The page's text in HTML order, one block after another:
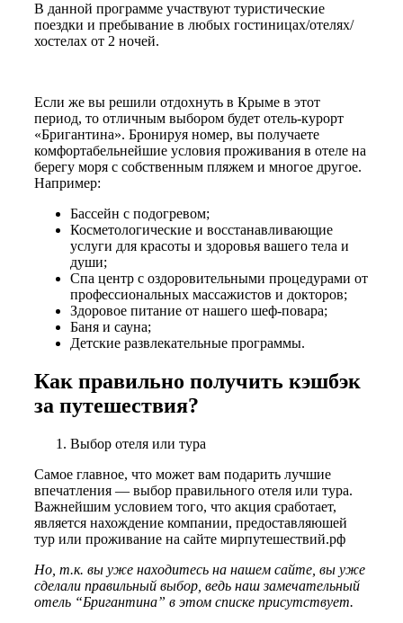
В данной программе участвуют туристические
поездки и пребывание в любых гостиницах/отелях/
хостелах от 2 ночей.
Если же вы решили отдохнуть в Крыме в этот
период, то отличным выбором будет отель-курорт
«Бригантина». Бронируя номер, вы получаете
комфортабельнейшие условия проживания в отеле на
берегу моря с собственным пляжем и многое другое.
Например:
Бассейн с подогревом;
Косметологические и восстанавливающие
услуги для красоты и здоровья вашего тела и
души;
Спа центр с оздоровительными процедурами от
профессиональных массажистов и докторов;
Здоровое питание от нашего шеф-повара;
Баня и сауна;
Детские развлекательные программы.
Как правильно получить кэшбэк
за путешествия?
Выбор отеля или тура
Самое главное, что может вам подарить лучшие
впечатления — выбор правильного отеля или тура.
Важнейшим условием того, что акция сработает,
является нахождение компании, предоставляюшей
тур или проживание на сайте мирпутешествий.рф
Но, т.к. вы уже находитесь на нашем сайте, вы уже
сделали правильный выбор, ведь наш замечательный
отель “Бригантина” в этом списке присутствует.